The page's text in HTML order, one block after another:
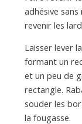
adhésive
revenir les
Laisser lever
formant un
et un peu de
rectangle.
souder les
la fougasse.